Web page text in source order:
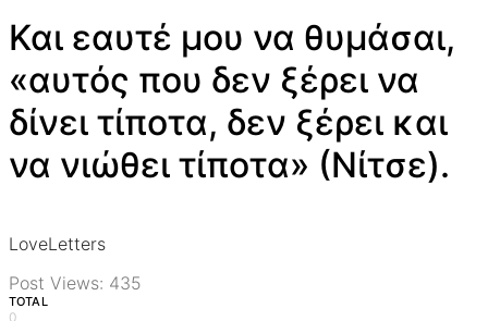
Και εαυτέ μου να θυμάσαι,
«αυτός που δεν ξέρει να
δίνει τίποτα, δεν ξέρει και
να νιώθει τίποτα» (Νίτσε).
LoveLetters
Post Views: 435
TOTAL
0